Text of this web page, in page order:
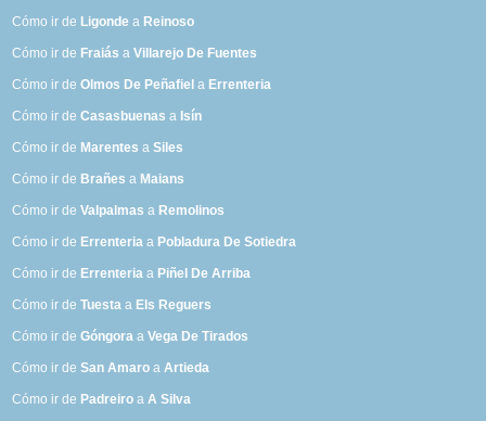
Cómo ir de Ligonde a Reinoso
Cómo ir de Fraiás aVillarejo De Fuentes
Cómo ir deOlmos De Peñafiel a Errenteria
Cómo ir deCasasbuenas a Isín
Cómo ir de Marentes aSiles
Cómo ir de Brañes a Maians
Cómo ir deValpalmas a Remolinos
Cómo ir de Errenteria a Pobladura De Sotiedra
Cómo ir de Errenteria a Piñel De Arriba
Cómo ir deTuesta a Els Reguers
Cómo ir deGóngora aVega De Tirados
Cómo ir deSan Amaro aArtieda
Cómo ir de Padreiro aA Silva